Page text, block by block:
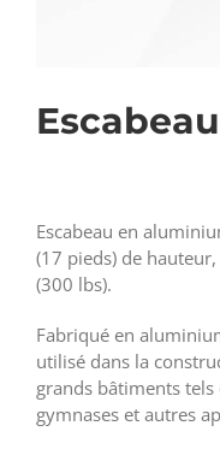
Escabeau en
(17 pieds) de
(300 lbs).
Fabriqué en
utilisé dans la
grands bâtiments
gymnases et autres